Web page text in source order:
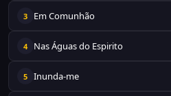
3 Em Comunhão
4 Nas Águas do Espirito
5 Inunda-me